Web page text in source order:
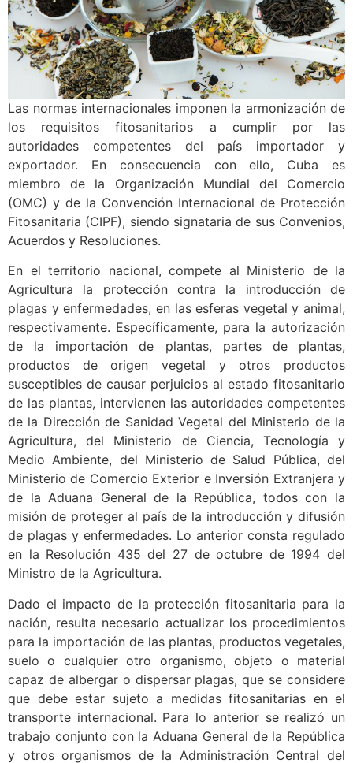
Las normas internacionales imponen la armonización de
los requisitos fitosanitarios a cumplir por las
autoridades competentes del país importador y
exportador. En consecuencia con ello, Cuba es
miembro de la Organización Mundial del Comercio
(OMC) y de la Convención Internacional de Protección
Fitosanitaria (CIPF), siendo signataria de sus Convenios,
Acuerdos y Resoluciones.
En el territorio nacional, compete al Ministerio de la
Agricultura la protección contra la introducción de
plagas y enfermedades, en las esferas vegetal y animal,
respectivamente. Específicamente, para la autorización
de la importación de plantas, partes de plantas,
productos de origen vegetal y otros productos
susceptibles de causar perjuicios al estado fitosanitario
de las plantas, intervienen las autoridades competentes
de la Dirección de Sanidad Vegetal del Ministerio de la
Agricultura, del Ministerio de Ciencia, Tecnología y
Medio Ambiente, del Ministerio de Salud Pública, del
Ministerio de Comercio Exterior e Inversión Extranjera y
de la Aduana General de la República, todos con la
misión de proteger al país de la introducción y difusión
de plagas y enfermedades. Lo anterior consta regulado
en la Resolución 435 del 27 de octubre de 1994 del
Ministro de la Agricultura.
Dado el impacto de la protección fitosanitaria para la
nación, resulta necesario actualizar los procedimientos
para la importación de las plantas, productos vegetales,
suelo o cualquier otro organismo, objeto o material
capaz de albergar o dispersar plagas, que se considere
que debe estar sujeto a medidas fitosanitarias en el
transporte internacional. Para lo anterior se realizó un
trabajo conjunto con la Aduana General de la República
y otros organismos de la Administración Central del